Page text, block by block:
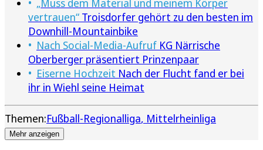
„Muss dem Material und meinem Körper
vertrauen“ Troisdorfer gehört zu den besten im
Downhill-Mountainbike
Nach Social-Media-Aufruf KG Närrische
Oberberger präsentiert Prinzenpaar
Eiserne Hochzeit Nach der Flucht fand er bei
ihr in Wiehl seine Heimat
Themen:Fußball-Regionalliga Mittelrheinliga
Mehr anzeigen